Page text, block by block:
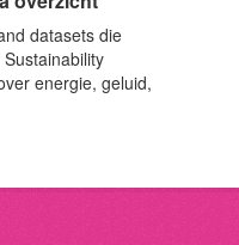
datasets die
energie, geluid,